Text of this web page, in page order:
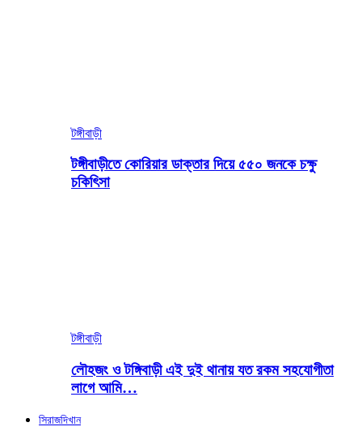
টঙ্গীবাড়ী
টঙ্গীবাড়ীতে কোরিয়ার ডাক্তার দিয়ে ৫৫০ জনকে চক্ষু
চকিৎিসা
টঙ্গীবাড়ী
লৌহজং ও টঙ্গিবাড়ী এই দুই থানায় যত রকম সহযোগীতা
লাগে আমি…
সিরাজদিখান